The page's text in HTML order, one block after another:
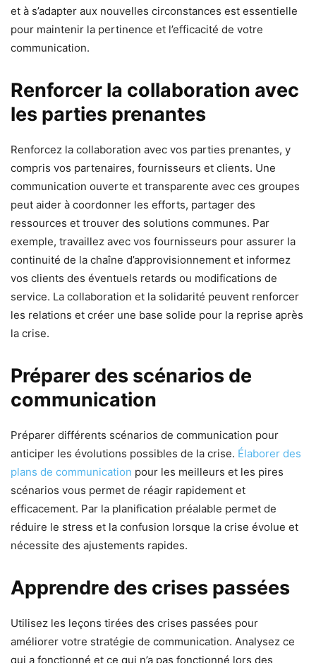
et à s’adapter aux nouvelles circonstances est essentielle
pour maintenir la pertinence et l’efficacité de votre
communication.
Renforcer la collaboration avec
les parties prenantes
Renforcez la collaboration avec vos parties prenantes, y
compris vos partenaires, fournisseurs et clients. Une
communication ouverte et transparente avec ces groupes
peut aider à coordonner les efforts, partager des
ressources et trouver des solutions communes. Par
exemple, travaillez avec vos fournisseurs pour assurer la
continuité de la chaîne d’approvisionnement et informez
vos clients des éventuels retards ou modifications de
service. La collaboration et la solidarité peuvent renforcer
les relations et créer une base solide pour la reprise après
la crise.
Préparer des scénarios de
communication
Préparer différents scénarios de communication pour
anticiper les évolutions possibles de la crise. Élaborer des
plans de communication pour les meilleurs et les pires
scénarios vous permet de réagir rapidement et
efficacement. Par la planification préalable permet de
réduire le stress et la confusion lorsque la crise évolue et
nécessite des ajustements rapides.
Apprendre des crises passées
Utilisez les leçons tirées des crises passées pour
améliorer votre stratégie de communication. Analysez ce
qui a fonctionné et ce qui n’a pas fonctionné lors des